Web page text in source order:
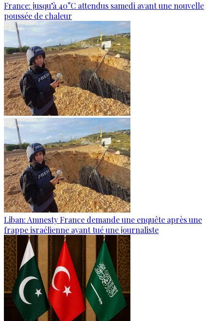
France: jusqu’à 40°C attendus samedi avant une nouvelle
poussée de chaleur
Liban: Amnesty France demande une enquête après une
frappe israélienne ayant tué une journaliste